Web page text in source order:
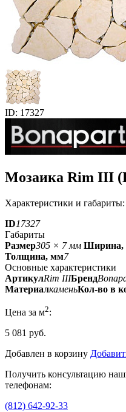
ID: 17327
Мозаика Rim III
Характеристики и габариты:
ID17327
Габариты
Размер305 × 7 мм Ширина,
Толщина, мм7
Основные характеристики
АртикулRim IIIБренд
МатериалкаменьКол-во в
Цена за м2:
5 081 руб.
Добавлен в корзину
Получить консультацию
телефонам:
(812) 642-92-33